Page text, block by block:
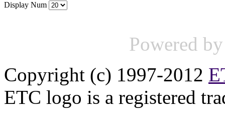
Display Num
Powered
Copyright (c) 1997-2012
ETC logo is a registered